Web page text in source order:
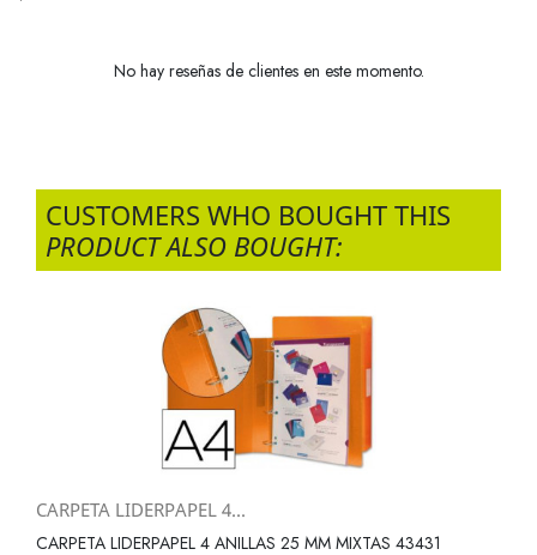
No hay reseñas de clientes en este momento.
CUSTOMERS WHO BOUGHT THIS
PRODUCT ALSO BOUGHT:
CARPETA LIDERPAPEL 4...
CARPETA LIDERPAPEL 4 ANILLAS 25 MM MIXTAS 43431